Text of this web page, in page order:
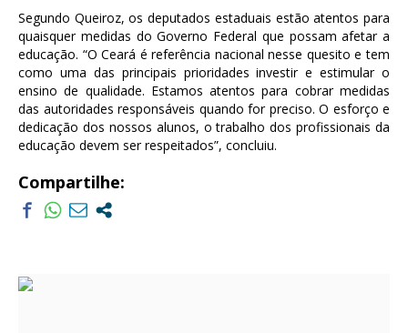
Segundo Queiroz, os deputados estaduais estão atentos para
quaisquer medidas do Governo Federal que possam afetar a
educação. “O Ceará é referência nacional nesse quesito e tem
como uma das principais prioridades investir e estimular o
ensino de qualidade. Estamos atentos para cobrar medidas
das autoridades responsáveis quando for preciso. O esforço e
dedicação dos nossos alunos, o trabalho dos profissionais da
educação devem ser respeitados”, concluiu.
Compartilhe: